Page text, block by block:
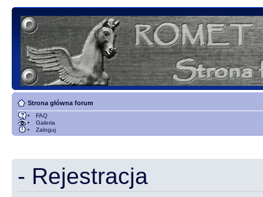
Strona główna forum
FAQ
Galeria
Zaloguj
- Rejestracja